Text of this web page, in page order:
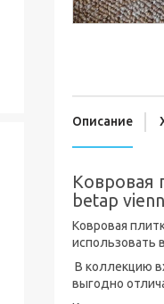
Описание
Ковровая
betap
Ковровая
использовать
В коллекцию
выгодно